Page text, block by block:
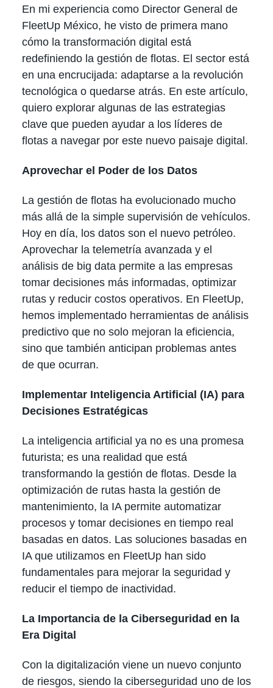
En mi experiencia como Director General de
FleetUp México, he visto de primera mano
cómo la transformación digital está
redefiniendo la gestión de flotas. El sector está
en una encrucijada: adaptarse a la revolución
tecnológica o quedarse atrás. En este artículo,
quiero explorar algunas de las estrategias
clave que pueden ayudar a los líderes de
flotas a navegar por este nuevo paisaje digital.
Aprovechar el Poder de los Datos
La gestión de flotas ha evolucionado mucho
más allá de la simple supervisión de vehículos.
Hoy en día, los datos son el nuevo petróleo.
Aprovechar la telemetría avanzada y el
análisis de big data permite a las empresas
tomar decisiones más informadas, optimizar
rutas y reducir costos operativos. En FleetUp,
hemos implementado herramientas de análisis
predictivo que no solo mejoran la eficiencia,
sino que también anticipan problemas antes
de que ocurran.
Implementar Inteligencia Artificial (IA) para
Decisiones Estratégicas
La inteligencia artificial ya no es una promesa
futurista; es una realidad que está
transformando la gestión de flotas. Desde la
optimización de rutas hasta la gestión de
mantenimiento, la IA permite automatizar
procesos y tomar decisiones en tiempo real
basadas en datos. Las soluciones basadas en
IA que utilizamos en FleetUp han sido
fundamentales para mejorar la seguridad y
reducir el tiempo de inactividad.
La Importancia de la Ciberseguridad en la
Era Digital
Con la digitalización viene un nuevo conjunto
de riesgos, siendo la ciberseguridad uno de los